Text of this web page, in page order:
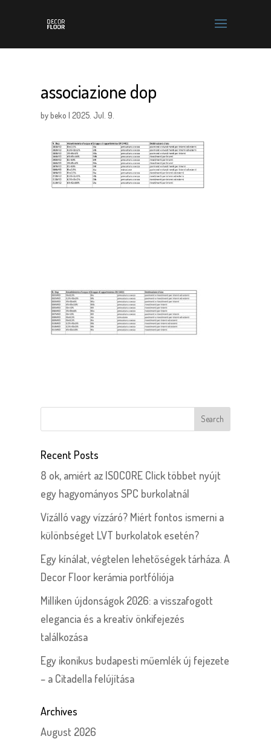
associazione dop
bybeko |2025. Jul. 9.
Recent Posts
8 ok, amiért az ISOCORE Click többet nyújt
egy hagyományos SPC burkolatnál
Vízálló vagy vízzáró? Miért fontos ismerni a
különbséget LVT burkolatok esetén?
Egy kínálat, végtelen lehetőségek tárháza. A
Decor Floor kerámia portfóliója
Milliken újdonságok 2026: a visszafogott
elegancia és a kreatív önkifejezés
találkozása
Egy ikonikus budapesti műemlék új fejezete
– a Citadella felújítása
Archives
August 2026